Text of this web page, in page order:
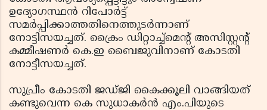
ഉദ്യോഗസ്ഥന്‍ റിപോര്‍ട്ട്
സമര്‍പ്പിക്കാത്തതിനെത്തുടര്‍ന്നാണ്‌
നോട്ടിസയച്ചത്. ക്രൈം ഡിറ്റാച്ച്മെന്റ് അസിസ്റ്റന്റ്
കമ്മീഷണര്‍ കെ.ഇ ബൈജുവിനാണ്‌ കോടതി
നോട്ടീസയച്ചത്.
സുപ്രീം കോടതി ജഡ്ജി കൈക്കൂലി വാങ്ങിയത്
കണ്ടുവെന്ന കെ സുധാകര്‍ന്‍ എം.പിയുടെ